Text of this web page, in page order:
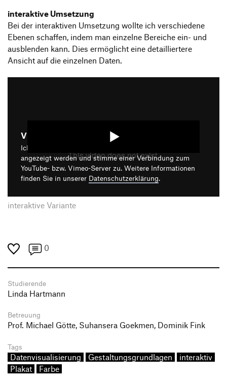
interaktive Umsetzung
Bei der interaktiven Umsetzung wollte ich verschiedene
Ebenen schaffen, indem man einzelne Bereiche ein- und
ausblenden kann. Dies ermöglicht eine detailliertere
Ansicht auf die einzelnen Daten.
Video starten
Ich bin damit einverstanden, dass mir die Medieninhalte
angezeigt werden und stimme einer Verbindung zum
YouTube- bzw. Vimeo-Server zu. Weitere Informationen
finden Sie in unserer Datenschutzerklärung.
interaktive Variante
0
Studierende
Linda Hartmann
Betreuung
Prof. Michael Götte, Suhansera Goekmen, Dominik Fink
Tags
Datenvisualisierung Gestaltungsgrundlagen
interaktiv
Plakat
Farbe